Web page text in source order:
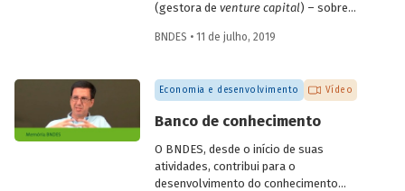
(gestora de venture capital) – sobre
Confira alguns destaques da entrevista e
anjo escolhem em quaisstartupsinvestir
e ajudam os empreendedores a tirar os
BNDES • 11 de julho, 2019
Economia e desenvolvimento Vídeo
Banco de conhecimento
O BNDES, desde o início de suas
atividades, contribui para o
desenvolvimento do conhecimento